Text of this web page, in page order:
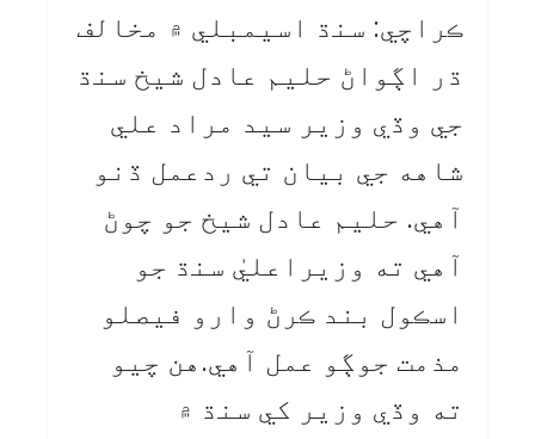
ڪراچي: سنڌ اسيمبلي ۾ مخالف
ڌر اڳواڻ حليم عادل شيخ سنڌ
جي وڏي وزير سيد مراد علي
شاهه جي بيان تي ردعمل ڏنو
آهي. حليم عادل شيخ جو چوڻ
آهي ته وزيراعليٰ سنڌ جو
اسڪول بند ڪرڻ وارو فيصلو
مذمت جوڳو عمل آهي.هن چيو
ته وڏي وزير کي سنڌ ۾